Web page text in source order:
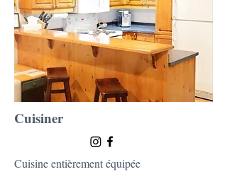
Cuisiner
Cuisine entièrement équipée